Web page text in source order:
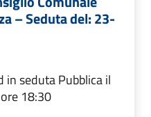
– Seduta del: 23-
in seduta Pubblica il
18:30